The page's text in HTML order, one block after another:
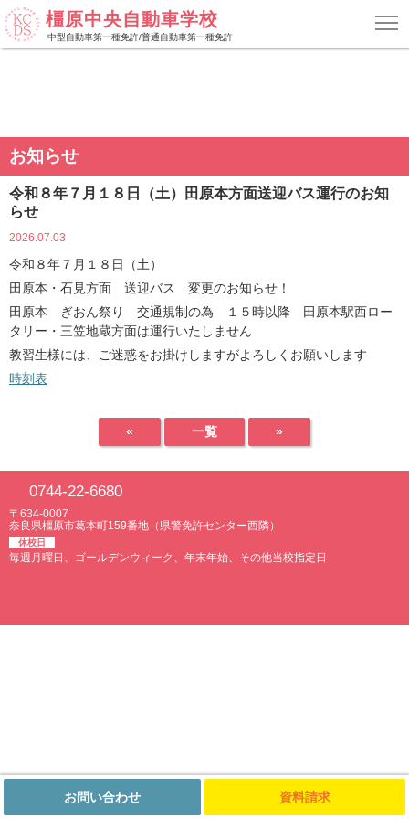
橿原中央自動車学校
中型自動車第一種免許/普通自動車第一種免許
お問い合わせ 資料請求
お知らせ
令和８年７月１８日（土）田原本方面送迎バス運行のお知
らせ
2026.07.03
令和８年７月１８日（土）
田原本・石見方面 送迎バス 変更のお知らせ！
田原本 ぎおん祭り 交通規制の為 １５時以降 田原本駅西ロー
タリー・三笠地蔵方面は運行いたしません
教習生様には、ご迷惑をお掛けしますがよろしくお願いします
時刻表
« 一覧 »
0744-22-6680
〒634-0007
奈良県橿原市葛本町159番地（県警免許センター西隣）
休校日
毎週月曜日、ゴールデンウィーク、年末年始、その他当校指定日